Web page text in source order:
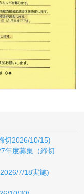
切2026/10/15)
年度募集（締切
7/18実施)